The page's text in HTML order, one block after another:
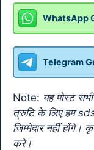
c
e
b
o
o
k
at
s
A
p
p
a
WhatsApp
Telegram
Note: यह पोस्ट
त्रुटि के लिए हम
जिम्मेदार नहीं
करे।